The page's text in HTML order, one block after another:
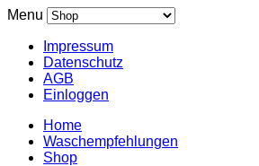
Menu
Impressum
Datenschutz
AGB
Einloggen
Home
Waschempfehlungen
Shop